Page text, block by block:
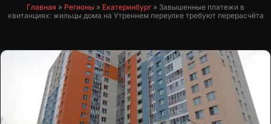
Главная » Регионы » Екатеринбург » Завышенные платежи в
квитанциях: жильцы дома на Утреннем переулке требуют перерасчёта